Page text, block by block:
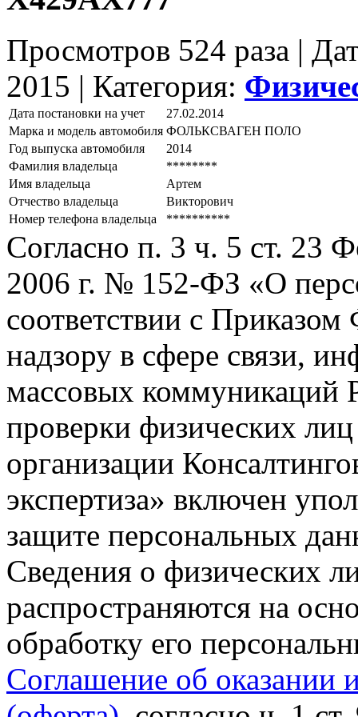
Просмотров 524 раза |
2015 | Категория:
Дата постановки на учет
27.02.2014
Марка и модель автомобиля ФОЛЬКСВАГЕН ПОЛО
Год выпуска автомобиля
2014
Фамилия владельца
********
Имя владельца
Артем
Отчество владельца
Викторович
Номер телефона владельца
**********
Согласно п. 3 ч. 5 ст. 23
2006 г. № 152-ФЗ «О
соответствии с
надзору в сфере связи,
массовых коммуникаций
проверки физических
организации
экспертиза» включен
защите персональных
Сведения о физических
распространяются на
обработку его
Соглашение об оказании